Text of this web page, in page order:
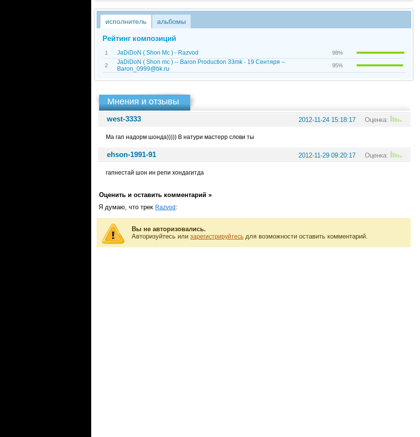
исполнитель альбомы
Рейтинг композиций
1 JaDiDoN ( Shon Mc ) - Razvod 98%
2
JaDiDoN ( Shon mc ) -- Baron Production 33mk - 19 Сентяря --
Baron_0999@bk.ru
95%
Мнения и отзывы
west-3333 2012-11-24 15:18:17 Оценка:
Ма гап надорм шонда))))) В натури мастерр слови ты
ehson-1991-91 2012-11-29 09:20:17 Оценка:
гапнестай шон ин репи хондагитда
Оценить и оставить комментарий »
Я думаю, что трек Razvod :
Вы не авторизовались.
Авторизуйтесь или зарегистрируйтесь для возможности оставить комментарий.